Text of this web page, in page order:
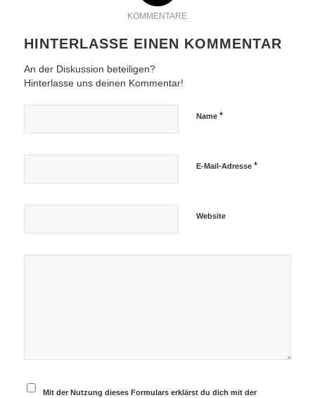
KOMMENTARE
HINTERLASSE EINEN KOMMENTAR
An der Diskussion beteiligen?
Hinterlasse uns deinen Kommentar!
Name *
E-Mail-Adresse *
Website
Mit der Nutzung dieses Formulars erklärst du dich mit der